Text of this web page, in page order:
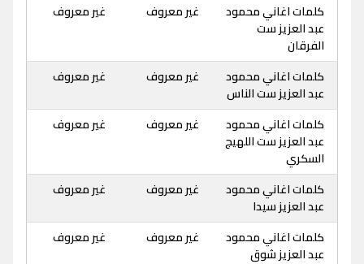
كلمات اغاني محمود
عبد العزيز ست
الفرقان
غير معروف غير معروف
كلمات اغاني محمود
عبد العزيز ست الناس
غير معروف غير معروف
كلمات اغاني محمود
عبد العزيز ست اللهيج
السكري
غير معروف غير معروف
كلمات اغاني محمود
عبد العزيز سيدا
غير معروف غير معروف
كلمات اغاني محمود
عبد العزيز شوق
غير معروف غير معروف